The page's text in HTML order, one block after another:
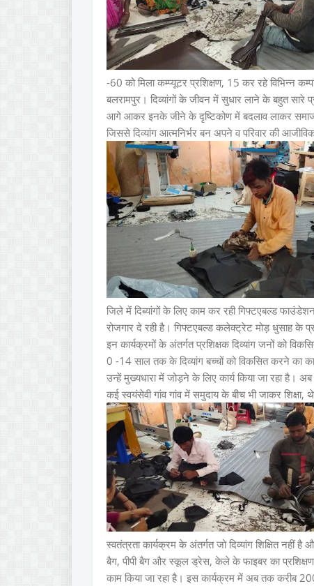
-60 को मिला कम्प्यूटर प्रशिक्षण, 15 कर रहे विभिन्न
बलरामपुर। दिव्यांगों के जीवन में सुधार लाने के बहुत
आगे आकर इनके जीने के दृष्टिकोण में बदलाव लाकर
जिससे दिव्यांग आत्मनिर्भर बन अपने व परिवार की
जिले में दिब्यांगों के लिए काम कर रही गिफ्टएबल्ड
रोजगार दे रही है। गिफ्टएबल्ड कलेक्ट्रेट मोड़ धुसाह के
इन कार्यक्रमों के अंतर्गत प्रशिक्षक दिव्यांग जनों को
0 -14 साल तक के दिव्यांग बच्चों को विकसित करने का
उन्हें मुख्यधारा में जोड़ने के लिए कार्य किया जा रहा है।
कई स्वयंसेवी गांव गांव में समुदाय के बीच भी जाकर
स्वतंत्रता कार्यक्रम के अंतर्गत जो दिव्यांग शिक्षित नहीं
बैग, पीपी बैग और स्कूल ड्रेस, केले के फाइबर का
काम किया जा रहा है। इस कार्यक्रम में अब तक करीब 200